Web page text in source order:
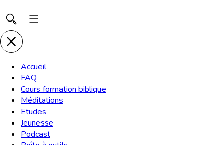
Accueil
FAQ
Cours formation biblique
Méditations
Etudes
Jeunesse
Podcast